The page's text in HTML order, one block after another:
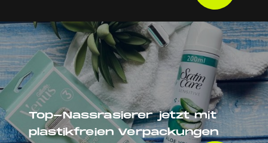
Top-Nassrasierer jetzt mit
plastikfreien Verpackungen